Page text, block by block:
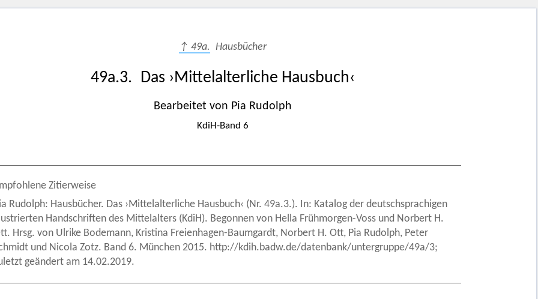
↑ 49a. Hausbücher
49a.3. Das ›Mittelalterliche Hausbuch‹
Bearbeitet von Pia Rudolph
KdiH-Band 6
Zitierweise
Rudolph: Hausbücher. Das ›Mittelalterliche Hausbuch‹ (Nr. 49a.3.). In: Katalog der deutschsprachigen
Handschriften des Mittelalters (KdiH). Begonnen von Hella Frühmorgen-Voss und Norbert H.
Hrsg. von Ulrike Bodemann, Kristina Freienhagen-Baumgardt, Norbert H. Ott, Pia Rudolph, Peter
und Nicola Zotz. Band 6. München 2015. http://kdih.badw.de/datenbank/untergruppe/49a/3;
geändert am 14.02.2019.